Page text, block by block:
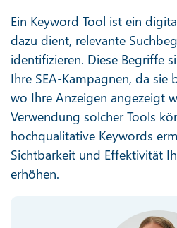
Ein Keyword Tool ist ein
dazu dient, relevante
identifizieren. Diese Begriffe
Ihre SEA-Kampagnen, da sie
wo Ihre Anzeigen angezeigt
Verwendung solcher Tools
hochqualitative Keywords
Sichtbarkeit und Effektivität
erhöhen.